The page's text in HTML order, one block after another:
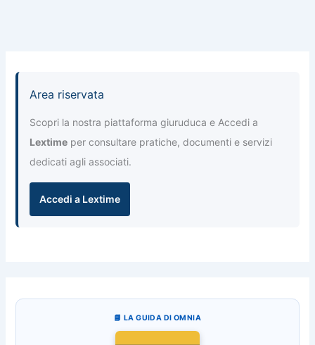
Area riservata
Scopri la nostra piattaforma giuruduca e Accedi a
Lextime per consultare pratiche, documenti e servizi
dedicati agli associati.
Accedi a Lextime
📘 LA GUIDA DI OMNIA